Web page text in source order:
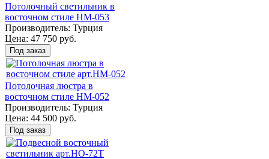
Потолочный светильник в
восточном стиле HM-053
Производитель: Турция
Цена: 47 750 руб.
Потолочная люстра в
восточном стиле HM-052
Производитель: Турция
Цена: 44 500 руб.